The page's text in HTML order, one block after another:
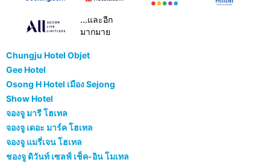
...และอีก
มากมาย
Chungju Hotel Objet
Gee Hotel
Osong H Hotel เมือง Sejong
Show Hotel
จองจู มารี โฮเทล
จองจู เดอะ มาร์ค โฮเทล
จองจู แมรี่เจน โฮเทล
ชองจู ดิวันท์ เซลฟ์ เช็ค-อิน โมเทล